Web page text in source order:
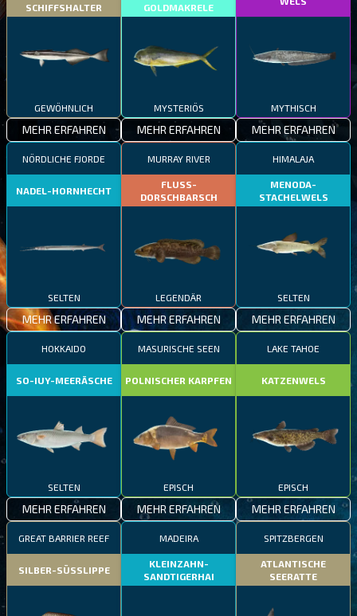
SCHIFFSHALTER
GEWÖHNLICH
MEHR ERFAHREN
GOLDMAKRELE
MYSTERIÖS
MEHR ERFAHREN
MYTHISCH
MEHR ERFAHREN
NÖRDLICHE FJORDE
NADEL-HORNHECHT
SELTEN
MEHR ERFAHREN
MURRAY RIVER
FLUSS-
DORSCHBARSCH
LEGENDÄR
MEHR ERFAHREN
HIMALAJA
MENODA-
STACHELWELS
SELTEN
MEHR ERFAHREN
HOKKAIDO
SO-IUY-MEERÄSCHE
SELTEN
MEHR ERFAHREN
MASURISCHE SEEN
POLNISCHER KARPFEN
EPISCH
MEHR ERFAHREN
LAKE TAHOE
KATZENWELS
EPISCH
MEHR ERFAHREN
GREAT BARRIER REEF
SILBER-SÜSSLIPPE
MADEIRA
KLEINZAHN-
SANDTIGERHAI
SPITZBERGEN
ATLANTISCHE
SEERATTE